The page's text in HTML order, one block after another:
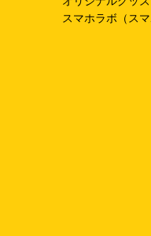
スマホラボ（ス